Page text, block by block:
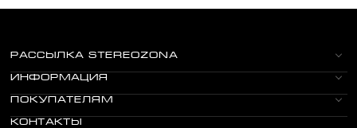
РАССЫЛКА STEREOZONA
ИНФОРМАЦИЯ
ПОКУПАТЕЛЯМ
КОНТАКТЫ